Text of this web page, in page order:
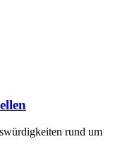
rund um